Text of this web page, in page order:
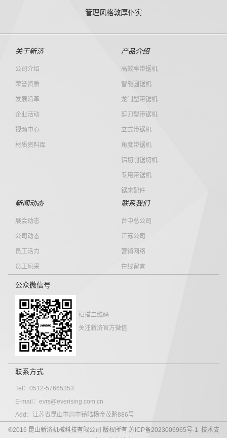
管理风格敦厚仆实
关于新济
公司介绍
荣誉资质
发展沿革
企业活动
视频中心
材质资料库
产品介绍
高效率带锯机
智能圆锯机
龙门型带锯机
剪刀型带锯机
立式带锯机
角度带锯机
铝切削锯切机
专用带锯机
锯床配件
新闻动态
展会动态
公司动态
员工活力
员工风采
联系我们
台中总公司
江苏公司
营销网络
在线留言
公众微信号
扫描二维码
关注新济官方微信
联系方式
Tel：0512-57665353
E-mail：evrs@everising.com.cn
Add：江苏省昆山市周市镇陆杨金茂路886号
©2016 昆山新济机械科技有限公司 版权所有.苏ICP备2023006965号-1 技术支